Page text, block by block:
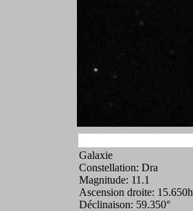
Galaxie
Constellation: Dra
Magnitude: 11.1
Ascension droite: 15.650h
Déclinaison: 59.350°